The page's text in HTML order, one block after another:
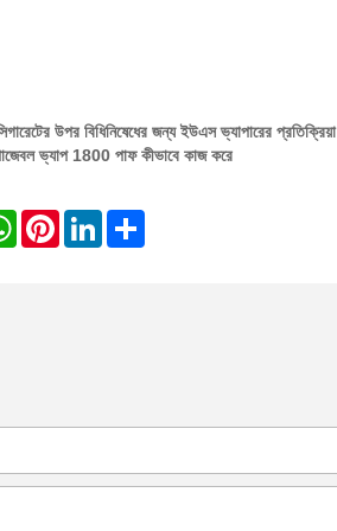
উপর বিধিনিষেধের জন্য ইউএস ভ্যাপারের প্রতিক্রিয়া
ভ্যাপ 1800 পাফ কীভাবে কাজ করে
WhatsAppPinterestLinkedIn